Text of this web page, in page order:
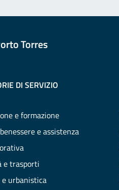
Torres
DI SERVIZIO
e formazione
e assistenza
e trasporti
urbanistica